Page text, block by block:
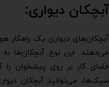
آبچکان دیواری:
آبچکان‌های دیواری یک راهکار
می‌دهند. این نوع آبچکان‌ها
فضای کار بر روی پیشخوان را
سبک‌ها، می‌توانید آبچکان